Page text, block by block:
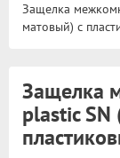
Защелка
матовый) с
Защелка
plastic SN